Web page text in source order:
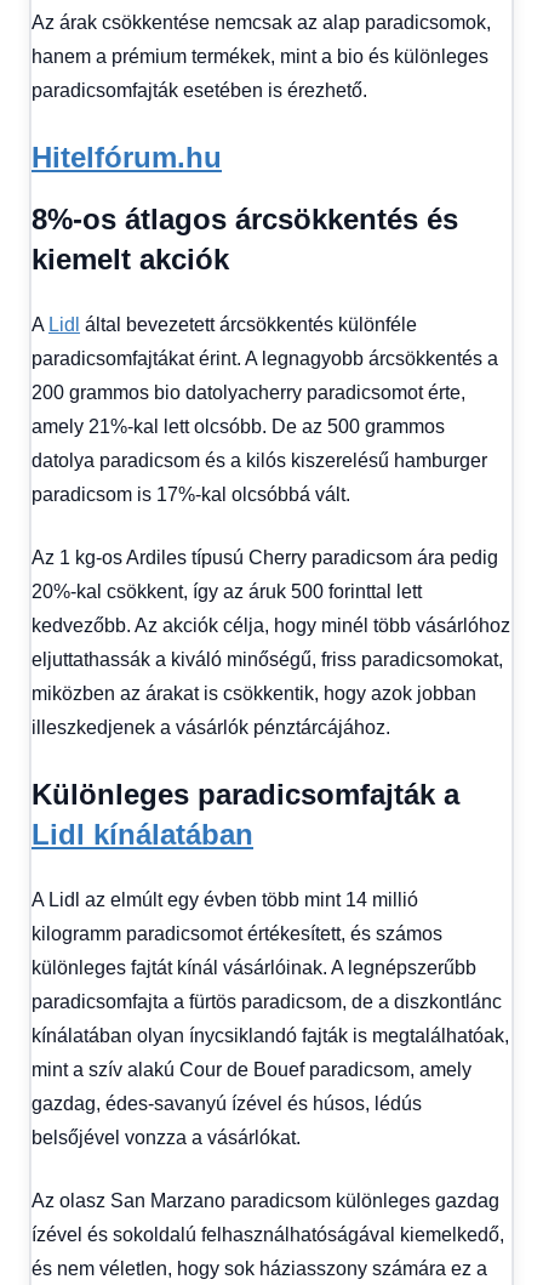
Az árak csökkentése nemcsak az alap paradicsomok,
hanem a prémium termékek, mint a bio és különleges
paradicsomfajták esetében is érezhető.
Hitelfórum.hu
8%-os átlagos árcsökkentés és
kiemelt akciók
A Lidl által bevezetett árcsökkentés különféle
paradicsomfajtákat érint. A legnagyobb árcsökkentés a
200 grammos bio datolyacherry paradicsomot érte,
amely 21%-kal lett olcsóbb. De az 500 grammos
datolya paradicsom és a kilós kiszerelésű hamburger
paradicsom is 17%-kal olcsóbbá vált.
Az 1 kg-os Ardiles típusú Cherry paradicsom ára pedig
20%-kal csökkent, így az áruk 500 forinttal lett
kedvezőbb. Az akciók célja, hogy minél több vásárlóhoz
eljuttathassák a kiváló minőségű, friss paradicsomokat,
miközben az árakat is csökkentik, hogy azok jobban
illeszkedjenek a vásárlók pénztárcájához.
Különleges paradicsomfajták a
Lidl kínálatában
A Lidl az elmúlt egy évben több mint 14 millió
kilogramm paradicsomot értékesített, és számos
különleges fajtát kínál vásárlóinak. A legnépszerűbb
paradicsomfajta a fürtös paradicsom, de a diszkontlánc
kínálatában olyan ínycsiklandó fajták is megtalálhatóak,
mint a szív alakú Cour de Bouef paradicsom, amely
gazdag, édes-savanyú ízével és húsos, lédús
belsőjével vonzza a vásárlókat.
Az olasz San Marzano paradicsom különleges gazdag
ízével és sokoldalú felhasználhatóságával kiemelkedő,
és nem véletlen, hogy sok háziasszony számára ez a